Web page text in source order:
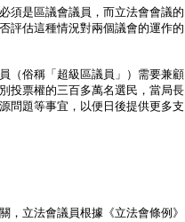
須是區議會議員，而立法會會議的
評估這種情況對兩個議會的運作的
（俗稱「超級區議員」）需要兼顧
投票權的三百多萬名選民，當局長
問題等事宜，以便日後提供更多支
立法會議員根據《立法會條例》